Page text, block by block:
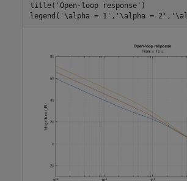
title( 'Open-loop response' )
legend( '\alpha = 1' , '\alpha = 2' ,